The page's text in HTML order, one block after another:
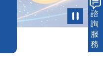
諮
詢
服
務